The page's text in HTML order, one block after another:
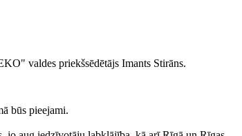
valdes priekšsēdētājs Imants Stirāns.
būs pieejami.